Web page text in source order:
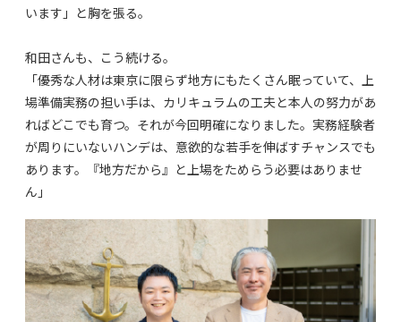
います」と胸を張る。
和田さんも、こう続ける。
「優秀な人材は東京に限らず地方にもたくさん眠っていて、上
場準備実務の担い手は、カリキュラムの工夫と本人の努力があ
ればどこでも育つ。それが今回明確になりました。実務経験者
が周りにいないハンデは、意欲的な若手を伸ばすチャンスでも
あります。『地方だから』と上場をためらう必要はありませ
ん」